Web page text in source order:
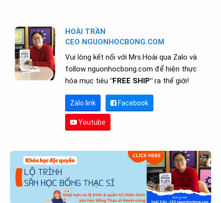
HOÀI TRẦN
CEO NGUONHOCBONG.COM
Vui lòng kết nối với Mrs.Hoài qua Zalo và
follow nguonhocbong.com để hiện thực
hóa mục tiêu "FREE SHIP" ra thế giới!
Zalo link Facebook
Youtube